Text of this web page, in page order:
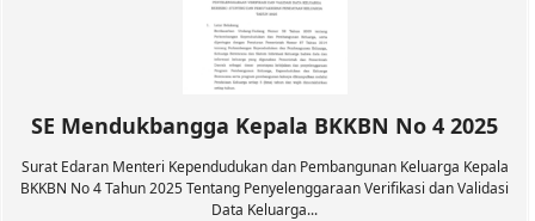
SE Mendukbangga Kepala BKKBN No 4 2025
Surat Edaran Menteri Kependudukan dan Pembangunan Keluarga Kepala
BKKBN No 4 Tahun 2025 Tentang Penyelenggaraan Verifikasi dan Validasi
Data Keluarga...